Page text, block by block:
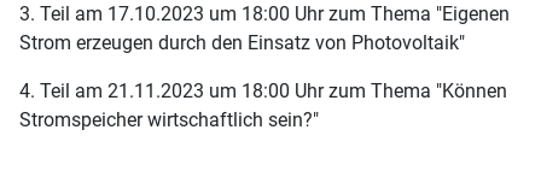
3. Teil am 17.10.2023 um 18:00 Uhr zum Thema "Eigenen
Strom erzeugen durch den Einsatz von Photovoltaik"
4. Teil am 21.11.2023 um 18:00 Uhr zum Thema "Können
Stromspeicher wirtschaftlich sein?"